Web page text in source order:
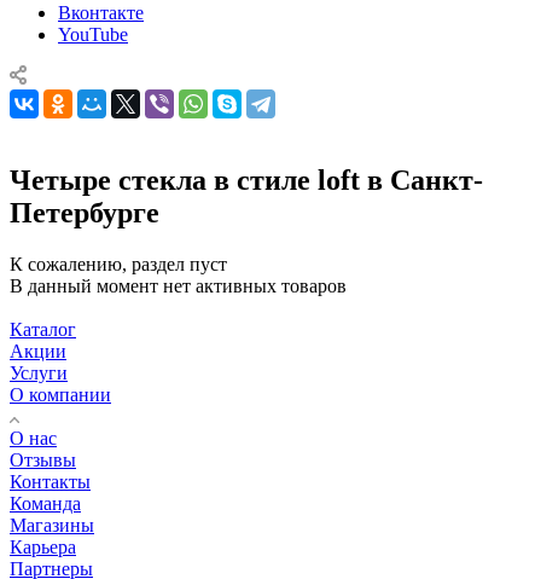
Вконтакте
YouTube
Четыре стекла в стиле loft в Санкт-
Петербурге
К сожалению, раздел пуст
В данный момент нет активных товаров
Каталог
Акции
Услуги
О компании
О нас
Отзывы
Контакты
Команда
Магазины
Карьера
Партнеры